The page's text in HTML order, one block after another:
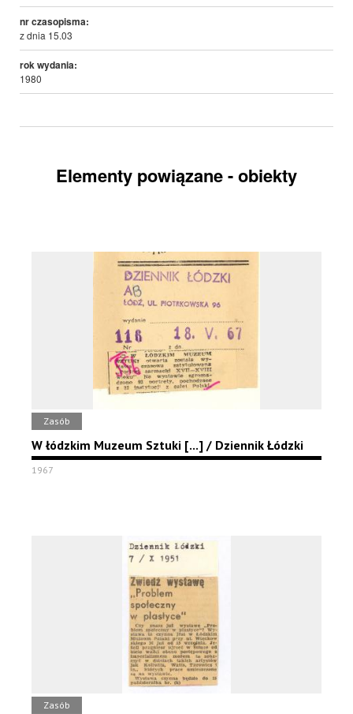
nr czasopisma:
z dnia 15.03
rok wydania:
1980
Elementy powiązane - obiekty
Zasób
W łódzkim Muzeum Sztuki [...] / Dziennik Łódzki
1967
Zasób